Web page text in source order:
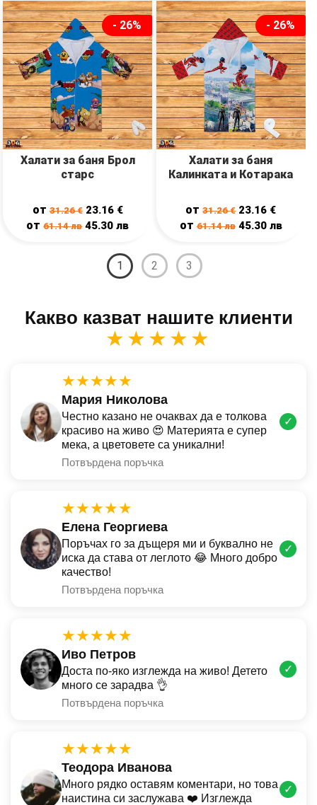
- 26%
Халати за баня Брол
старс
от31.26€ 23.16 €
от61.14лв 45.30лв
- 26%
Халати за баня
Калинката и Котарака
от31.26€ 23.16 €
от 61.14лв 45.30 лв
1 2 3
Какво казват нашите клиенти
★★★★★
★★★★★
Мария Николова
Честно казано не очаквах да е толкова
красиво на живо 😍 Материята е супер
мека, а цветовете са уникални!
Потвърдена поръчка
✓
★★★★★
Елена Георгиева
Поръчах го за дъщеря ми и буквално не
иска да става от леглото 😂 Много добро
качество!
Потвърдена поръчка
✓
★★★★★
Иво Петров
Доста по-яко изглежда на живо! Детето
много се зарадва 👌
Потвърдена поръчка
✓
★★★★★
Теодора Иванова
Много рядко оставям коментари, но това
наистина си заслужава ❤️ Изглежда
✓